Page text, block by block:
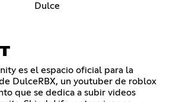
Dulce
es el espacio oficial para la
DulceRBX, un youtuber de roblox
que se dedica a subir videos